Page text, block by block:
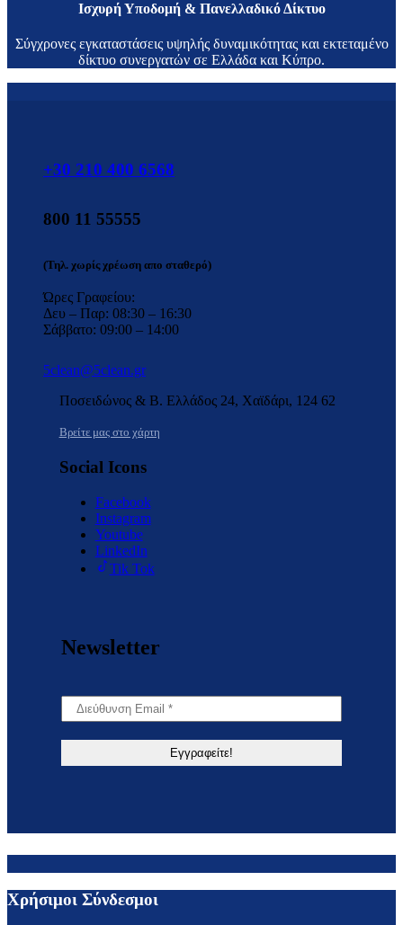
Ισχυρή Υποδομή & Πανελλαδικό Δίκτυο
Σύγχρονες εγκαταστάσεις υψηλής δυναμικότητας και εκτεταμένο
δίκτυο συνεργατών σε Ελλάδα και Κύπρο.
+30 210 400 6568
800 11 55555
(Τηλ. χωρίς χρέωση απο σταθερό)
Ώρες Γραφείου:
Δευ – Παρ: 08:30 – 16:30
Σάββατο: 09:00 – 14:00
5clean@5clean.gr
Ποσειδώνος & Β. Ελλάδος 24, Χαϊδάρι, 124 62
Βρείτε μας στο χάρτη
Social Icons
Facebook
Instagram
Youtube
LinkedIn
Tik Tok
Newsletter
Χρήσιμοι Σύνδεσμοι